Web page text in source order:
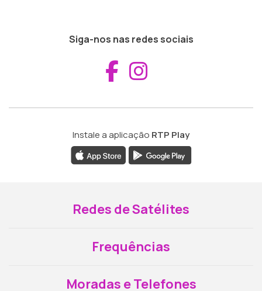
Siga-nos nas redes sociais
Aceder ao
Instale a aplicação RTP Play
Redes de Satélites
Frequências
Moradas e Telefones